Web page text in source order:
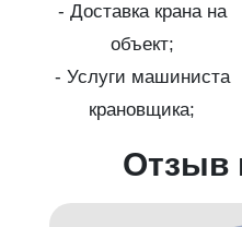
- Доставка крана на
объект;
- Услуги машиниста
крановщика;
Отзыв